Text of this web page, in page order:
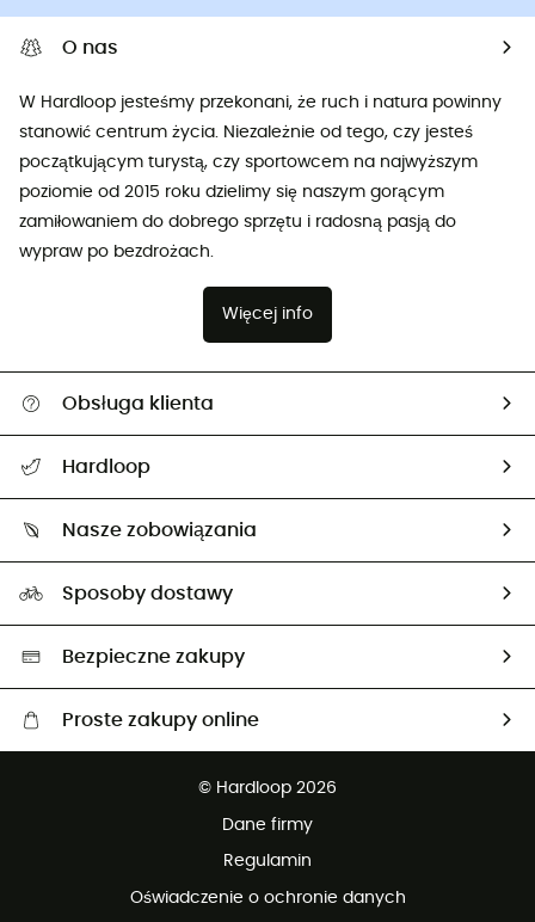
O nas
W Hardloop jesteśmy przekonani, że ruch i natura powinny
stanowić centrum życia. Niezależnie od tego, czy jesteś
początkującym turystą, czy sportowcem na najwyższym
poziomie od 2015 roku dzielimy się naszym gorącym
zamiłowaniem do dobrego sprzętu i radosną pasją do
wypraw po bezdrożach.
Więcej info
Obsługa klienta
Śledzenie przesyłki
Zwrot artykułów i zwrot środków
Hardloop
Nasze zobowiązania
Neutralność węglowa
Wybrane produkty eko
Sposoby dostawy
Bezpieczne zakupy
Proste zakupy online
© Hardloop 2026
Dane firmy
Regulamin
Oświadczenie o ochronie danych